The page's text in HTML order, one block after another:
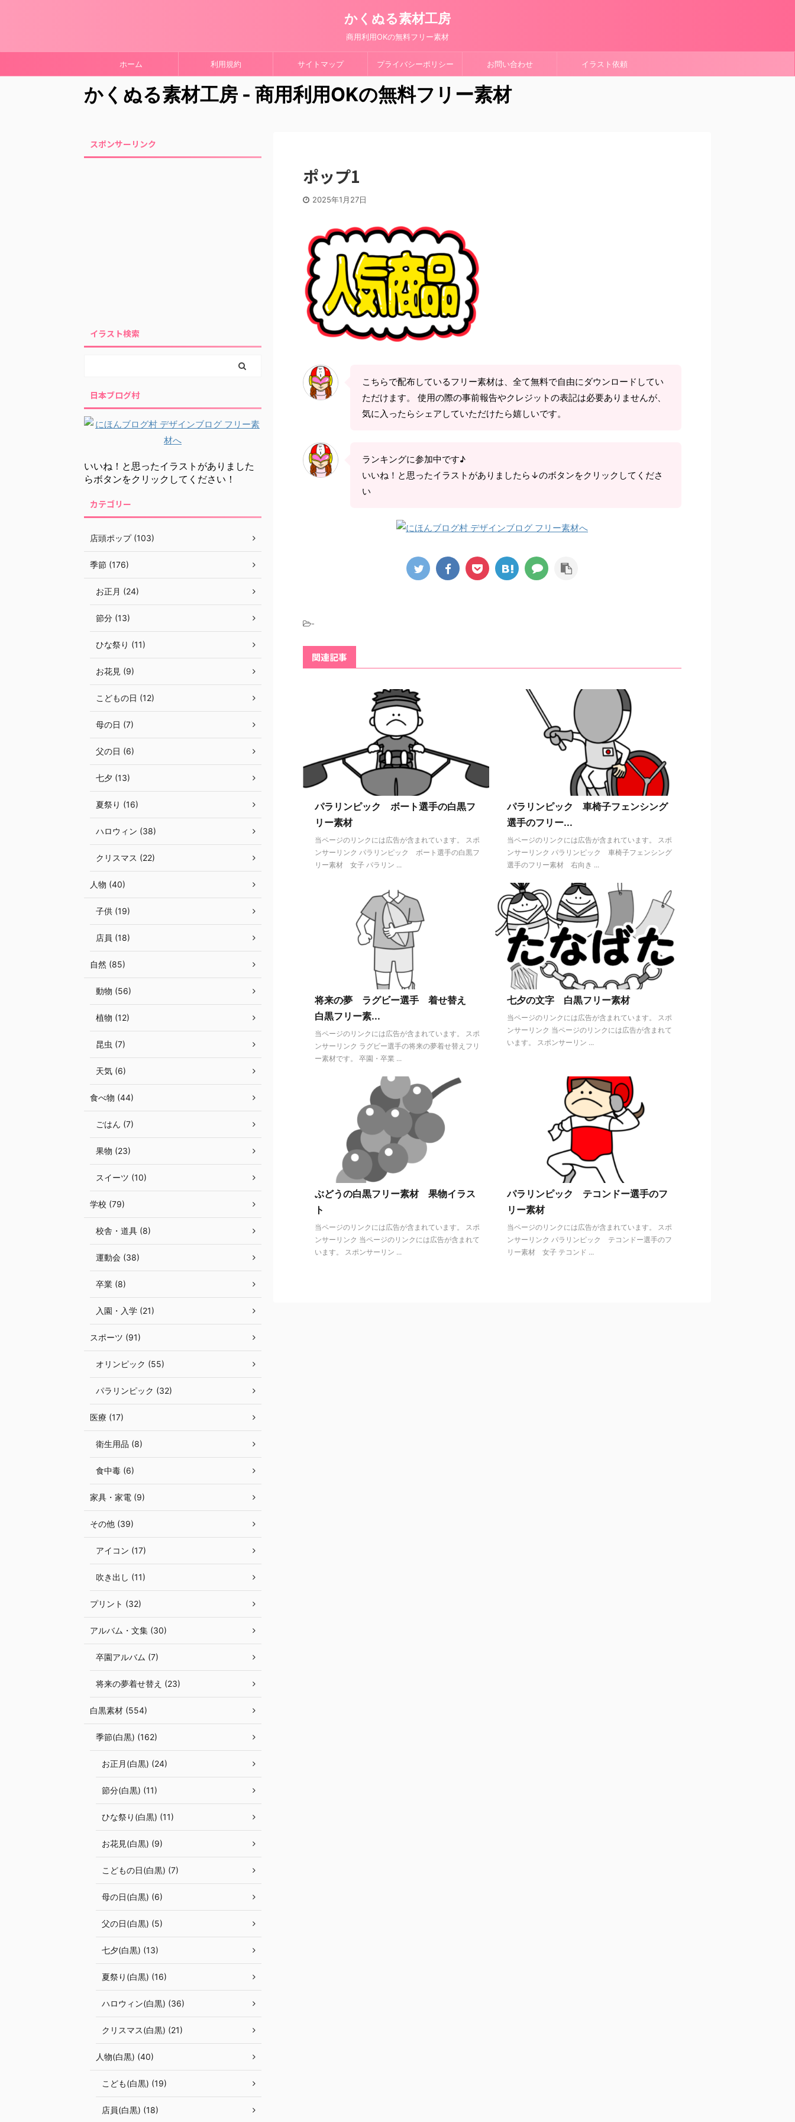
かくぬる素材工房
商用利用OKの無料フリー素材
ホーム 利用規約 サイトマップ プライバシーポリシー お問い合わせ イラスト依頼
かくぬる素材工房 - 商用利用OKの無料フリー素材
ポップ1
2025年1月27日
こちらで配布しているフリー素材は、全て無料で自由にダウンロードしてい
ただけます。 使用の際の事前報告やクレジットの表記は必要ありませんが、
気に入ったらシェアしていただけたら嬉しいです。
ランキングに参加中です♪
いいね！と思ったイラストがありましたら↓のボタンをクリックしてくださ
い
-
関連記事
パラリンピック ボート選手の白黒フ
リー素材
当ページのリンクには広告が含まれています。 スポ
ンサーリンク パラリンピック ボート選手の白黒フ
リー素材 女子 パラリン ...
パラリンピック 車椅子フェンシング
選手のフリー...
当ページのリンクには広告が含まれています。 スポ
ンサーリンク パラリンピック 車椅子フェンシング
選手のフリー素材 右向き ...
将来の夢 ラグビー選手 着せ替え
白黒フリー素...
当ページのリンクには広告が含まれています。 スポ
ンサーリンク ラグビー選手の将来の夢着せ替えフリ
ー素材です。 卒園・卒業 ...
七夕の文字 白黒フリー素材
当ページのリンクには広告が含まれています。 スポ
ンサーリンク 当ページのリンクには広告が含まれて
います。 スポンサーリン ...
ぶどうの白黒フリー素材 果物イラス
ト
当ページのリンクには広告が含まれています。 スポ
ンサーリンク 当ページのリンクには広告が含まれて
います。 スポンサーリン ...
パラリンピック テコンドー選手のフ
リー素材
当ページのリンクには広告が含まれています。 スポ
ンサーリンク パラリンピック テコンドー選手のフ
リー素材 女子 テコンド ...
スポンサーリンク
イラスト検索
日本ブログ村
いいね！と思ったイラストがありました
らボタンをクリックしてください！
カテゴリー
店頭ポップ (103)
季節 (176)
お正月 (24)
節分 (13)
ひな祭り (11)
お花見 (9)
こどもの日 (12)
母の日 (7)
父の日 (6)
七夕 (13)
夏祭り (16)
ハロウィン (38)
クリスマス (22)
人物 (40)
子供 (19)
店員 (18)
自然 (85)
動物 (56)
植物 (12)
昆虫 (7)
天気 (6)
食べ物 (44)
ごはん (7)
果物 (23)
スイーツ (10)
学校 (79)
校舎・道具 (8)
運動会 (38)
卒業 (8)
入園・入学 (21)
スポーツ (91)
オリンピック (55)
パラリンピック (32)
医療 (17)
衛生用品 (8)
食中毒 (6)
家具・家電 (9)
その他 (39)
アイコン (17)
吹き出し (11)
プリント (32)
アルバム・文集 (30)
卒園アルバム (7)
将来の夢着せ替え (23)
白黒素材 (554)
季節(白黒) (162)
お正月(白黒) (24)
節分(白黒) (11)
ひな祭り(白黒) (11)
お花見(白黒) (9)
こどもの日(白黒) (7)
母の日(白黒) (6)
父の日(白黒) (5)
七夕(白黒) (13)
夏祭り(白黒) (16)
ハロウィン(白黒) (36)
クリスマス(白黒) (21)
人物(白黒) (40)
こども(白黒) (19)
店員(白黒) (18)